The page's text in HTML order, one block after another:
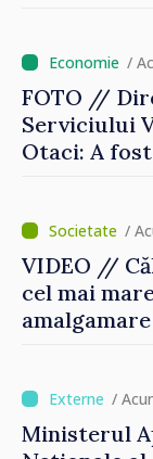
/
FOTO //
Serviciului
Otaci: A
performant
/
VIDEO //
cel mai
finală
/
Ministerul